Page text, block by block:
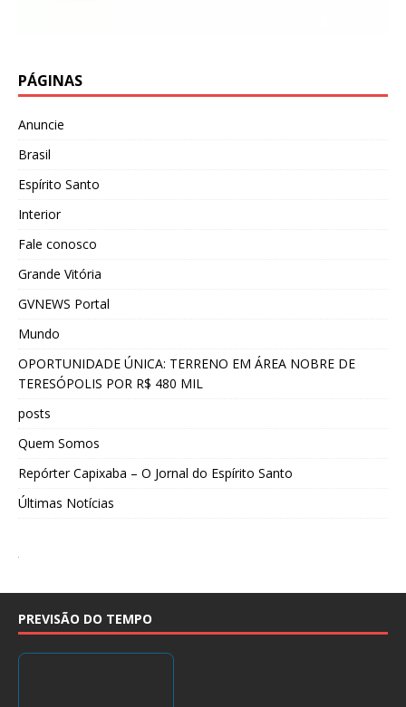
PÁGINAS
Anuncie
Brasil
Espírito Santo
Interior
Fale conosco
Grande Vitória
GVNEWS Portal
Mundo
OPORTUNIDADE ÚNICA: TERRENO EM ÁREA NOBRE DE
TERESÓPOLIS POR R$ 480 MIL
posts
Quem Somos
Repórter Capixaba – O Jornal do Espírito Santo
Últimas Notícias
PREVISÃO DO TEMPO